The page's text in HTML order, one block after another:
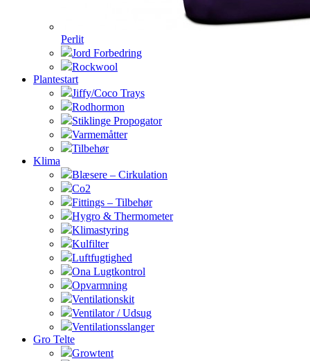
Perlit
Jord Forbedring
Rockwool
Plantestart
Jiffy/Coco Trays
Rodhormon
Stiklinge Propogator
Varmemåtter
Tilbehør
Klima
Blæsere – Cirkulation
Co2
Fittings – Tilbehør
Hygro & Thermometer
Klimastyring
Kulfilter
Luftfugtighed
Ona Lugtkontrol
Opvarmning
Ventilationskit
Ventilator / Udsug
Ventilationsslanger
Gro Telte
Growtent